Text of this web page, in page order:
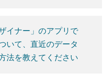
イナー」のアプリで
いて、直近のデータ
法を教えてください